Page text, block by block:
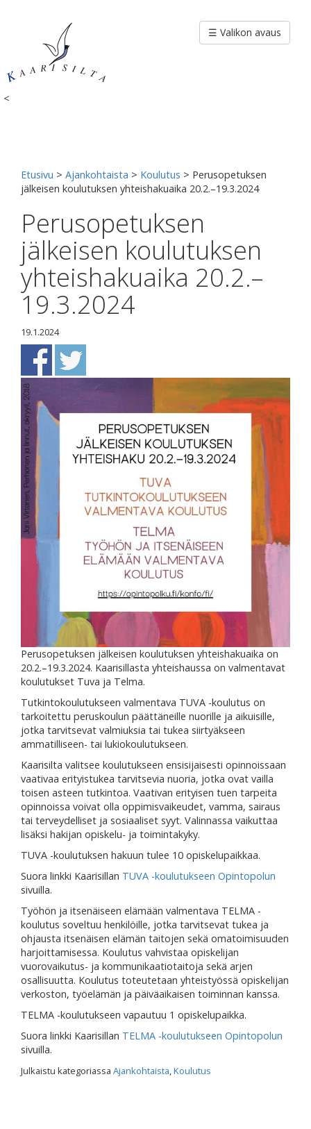
<
☰ Valikon avaus
Etusivu > Ajankohtaista > Koulutus > Perusopetuksen
jälkeisen koulutuksen yhteishakuaika 20.2.–19.3.2024
Perusopetuksen
jälkeisen koulutuksen
yhteishakuaika 20.2.–
19.3.2024
19.1.2024
Perusopetuksen jälkeisen koulutuksen yhteishakuaika on
20.2.–19.3.2024. Kaarisillasta yhteishaussa on valmentavat
koulutukset Tuva ja Telma.
Tutkintokoulutukseen valmentava TUVA -koulutus on
tarkoitettu peruskoulun päättäneille nuorille ja aikuisille,
jotka tarvitsevat valmiuksia tai tukea siirtyäkseen
ammatilliseen- tai lukiokoulutukseen.
Kaarisilta valitsee koulutukseen ensisijaisesti opinnoissaan
vaativaa erityistukea tarvitsevia nuoria, jotka ovat vailla
toisen asteen tutkintoa. Vaativan erityisen tuen tarpeita
opinnoissa voivat olla oppimisvaikeudet, vamma, sairaus
tai terveydelliset ja sosiaaliset syyt. Valinnassa vaikuttaa
lisäksi hakijan opiskelu- ja toimintakyky.
TUVA -koulutuksen hakuun tulee 10 opiskelupaikkaa.
Suora linkki Kaarisillan TUVA -koulutukseen Opintopolun
sivuilla.
Työhön ja itsenäiseen elämään valmentava TELMA -
koulutus soveltuu henkilöille, jotka tarvitsevat tukea ja
ohjausta itsenäisen elämän taitojen sekä omatoimisuuden
harjoittamisessa. Koulutus vahvistaa opiskelijan
vuorovaikutus- ja kommunikaatiotaitoja sekä arjen
osallisuutta. Koulutus toteutetaan yhteistyössä opiskelijan
verkoston, työelämän ja päiväaikaisen toiminnan kanssa.
TELMA -koulutukseen vapautuu 1 opiskelupaikka.
Suora linkki Kaarisillan TELMA -koulutukseen Opintopolun
sivuilla.
Julkaistu kategoriassa Ajankohtaista,Koulutus